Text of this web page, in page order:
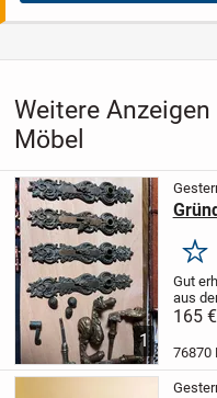
Weitere
Möbel
1
Gut
aus
165 €
76870